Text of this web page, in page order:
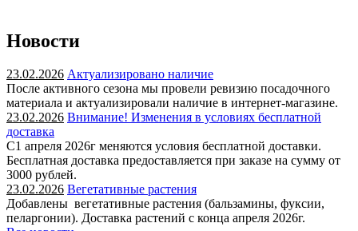
Новости
23.02.2026 Актуализировано наличие
После активного сезона мы провели ревизию посадочного
материала и актуализировали наличие в интернет-магазине.
23.02.2026 Внимание! Изменения в условиях бесплатной
доставка
С1 апреля 2026г меняются условия бесплатной доставки.
Бесплатная доставка предоставляется при заказе на сумму от
3000 рублей.
23.02.2026 Вегетативные растения
Добавлены вегетативные растения (бальзамины, фуксии,
пеларгонии). Доставка растений с конца апреля 2026г.